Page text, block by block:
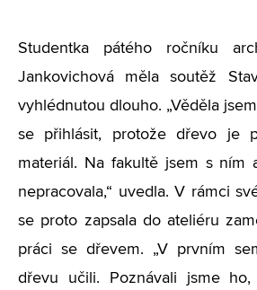
Studentka pátého ročníku
Jankovichová měla soutěž
vyhlédnutou dlouho. „Věděla
se přihlásit, protože dřevo je
materiál. Na fakultě jsem s ním
nepracovala,“ uvedla. V rámci
se proto zapsala do ateliéru
práci se dřevem. „V prvním
dřevu učili. Poznávali jsme ho,